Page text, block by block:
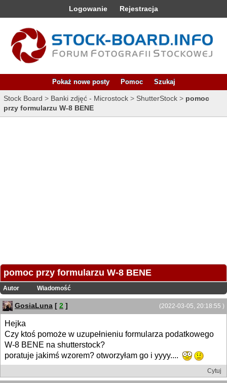
Logowanie Rejestracja
Pokaż nowe posty Pomoc Szukaj
Stock Board > Banki zdjęć - Microstock > ShutterStock > pomoc
przy formularzu W-8 BENE
pomoc przy formularzu W-8 BENE
Autor Wiadomość
(2022-03-05, 20:18:55 )
GosiaLuna [ 2 ]
Hejka
Czy ktoś pomoże w uzupełnieniu formularza podatkowego
W-8 BENE na shutterstock?
poratuje jakimś wzorem? otworzyłam go i yyyy....
Cytuj